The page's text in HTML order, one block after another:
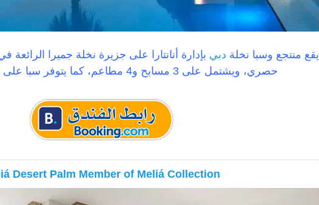
يقع منتجع وسبا نخلة دبي بإدارة أنانتارا على جزيرة نخلة جميرا
حصري، ويشتمل على 3 مسابح و4 مطاعم، كما يتوفر سبا على الطراز التايلاندي.
Desert Palm Member of Meliá Collection